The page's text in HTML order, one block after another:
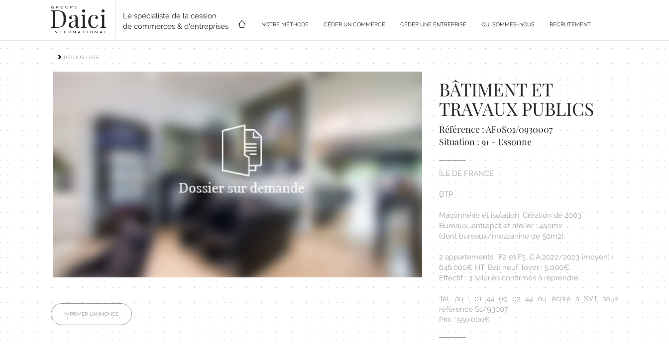
Le spécialiste de la cession
de commerces & d'entreprises
NOTRE MÉTHODE CÉDER UN COMMERCE CÉDER UNE ENTREPRISE QUI SOMMES-NOUS RECRUTEMENT
RETOUR LISTE
IMPRIMER L'ANNONCE
BÂTIMENT ET
TRAVAUX PUBLICS
Référence : AF0S01/0930007
Situation : 91 - Essonne
ÎLE DE FRANCE
BTP
Maçonnerie et isolation. Création de 2003.
Bureaux, entrepôt et atelier : 450m2
(dont bureaux/mezzanine de 50m2).
2 appartements : F2 et F3. C.A.2022/2023 (moyen) :
646.000€ HT. Bail neuf, loyer : 5.000€.
Effectif : 3 salariés confirmés à reprendre.
Tél. au : 01 44 09 03 44 ou écrire à SVT sous
référence S1/93007
Prix : 550.000€